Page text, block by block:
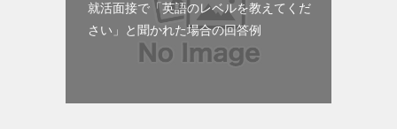
就活面接で「英語のレベルを教えてくだ
さい」と聞かれた場合の回答例